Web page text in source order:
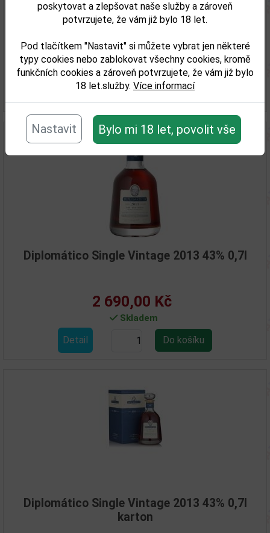
poskytovat a zlepšovat naše služby a zároveň
potvrzujete, že vám již bylo 18 let.
Pod tlačítkem "Nastavit" si můžete vybrat jen některé
typy cookies nebo zablokovat všechny cookies, kromě
funkčních cookies a zároveň potvrzujete, že vám již bylo
18 let.služby. Více informací
Nastavit Bylo mi 18 let, povolit vše
Diplomatico Single Vintage 2008 0,7l 43%
2 489,00 Kč
Skladem
Detail
Diplomático Single Vintage 2013 43% 0,7l
2 690,00 Kč
Skladem
Detail
Diplomático Single Vintage 2013 43% 0,7l
karton